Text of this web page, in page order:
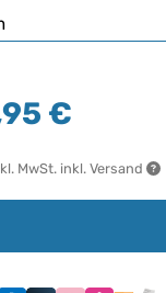
€
MwSt. inkl. Versand